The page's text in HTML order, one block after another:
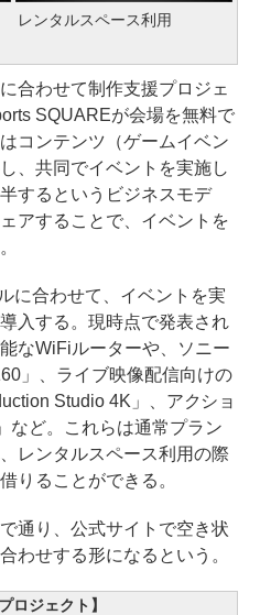
レンタルスペース利用
合わせて制作支援プロジェ
SQUAREが会場を無料で
コンテンツ（ゲームイベン
、共同でイベントを実施し
するというビジネスモデ
アすることで、イベントを
に合わせて、イベントを実
入する。現時点で発表され
なWiFiルーターや、ソニー
」、ライブ映像配信向けの
Studio 4K」、アクショ
など。これらは通常プラン
レンタルスペース利用の際
りることができる。
通り、公式サイトで空き状
わせする形になるという。
ロジェクト】